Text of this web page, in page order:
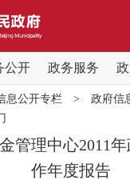
公开 政务服务
国务院信息
会议信息
息公开专栏> 政府信
管理中心2011
作年度报告